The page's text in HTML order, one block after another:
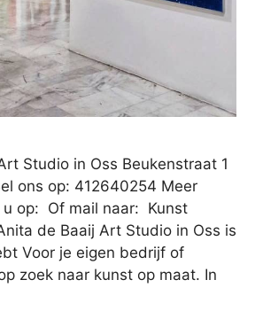
Studio in Oss Beukenstraat 1
ons op: 412640254 Meer
u op: Of mail naar: Kunst
de Baaij Art Studio in Oss is
Voor je eigen bedrijf of
zoek naar kunst op maat. In